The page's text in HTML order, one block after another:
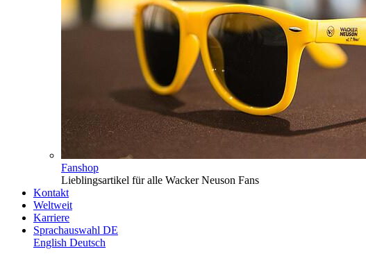
Fanshop
Lieblingsartikel für alle Wacker Neuson Fans
Kontakt
Weltweit
Karriere
Sprachauswahl DE
English Deutsch